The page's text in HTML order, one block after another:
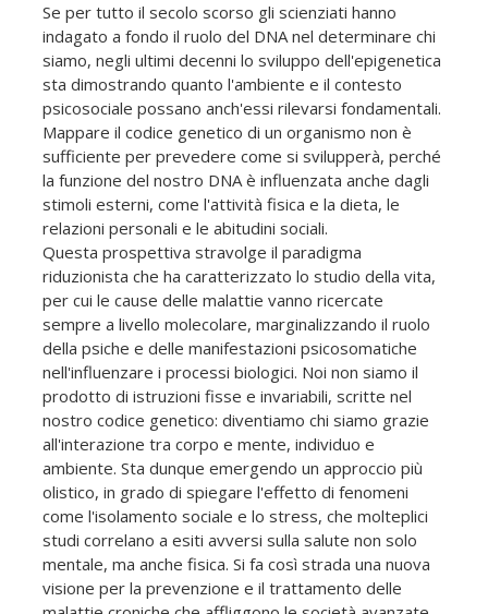
Se per tutto il secolo scorso gli scienziati hanno
indagato a fondo il ruolo del DNA nel determinare chi
siamo, negli ultimi decenni lo sviluppo dell'epigenetica
sta dimostrando quanto l'ambiente e il contesto
psicosociale possano anch'essi rilevarsi fondamentali.
Mappare il codice genetico di un organismo non è
sufficiente per prevedere come si svilupperà, perché
la funzione del nostro DNA è influenzata anche dagli
stimoli esterni, come l'attività fisica e la dieta, le
relazioni personali e le abitudini sociali.
Questa prospettiva stravolge il paradigma
riduzionista che ha caratterizzato lo studio della vita,
per cui le cause delle malattie vanno ricercate
sempre a livello molecolare, marginalizzando il ruolo
della psiche e delle manifestazioni psicosomatiche
nell'influenzare i processi biologici. Noi non siamo il
prodotto di istruzioni fisse e invariabili, scritte nel
nostro codice genetico: diventiamo chi siamo grazie
all'interazione tra corpo e mente, individuo e
ambiente. Sta dunque emergendo un approccio più
olistico, in grado di spiegare l'effetto di fenomeni
come l'isolamento sociale e lo stress, che molteplici
studi correlano a esiti avversi sulla salute non solo
mentale, ma anche fisica. Si fa così strada una nuova
visione per la prevenzione e il trattamento delle